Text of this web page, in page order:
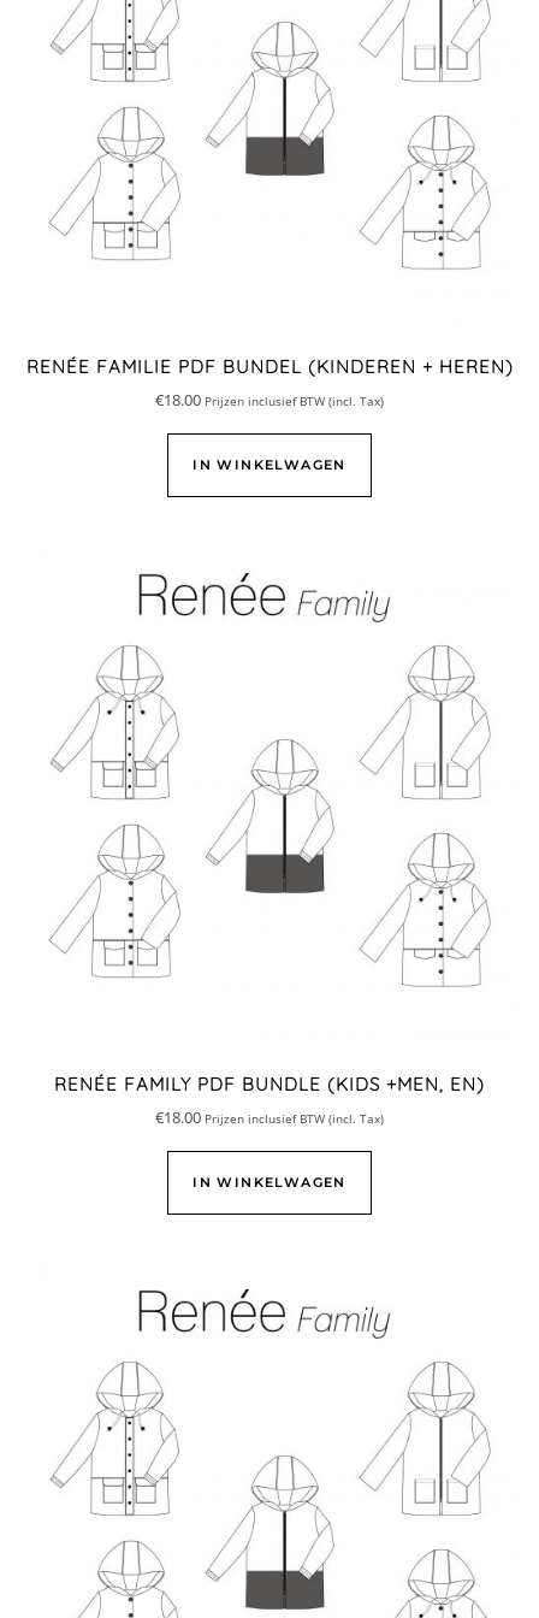
RENÉE FAMILIE PDF BUNDEL (KINDEREN + HEREN)
€18.00 Prijzen inclusief BTW (incl. Tax)
IN WINKELWAGEN
RENÉE FAMILY PDF BUNDLE (KIDS +MEN, EN)
€18.00 Prijzen inclusief BTW (incl. Tax)
IN WINKELWAGEN